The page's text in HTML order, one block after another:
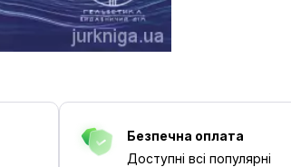
Безпечна оплата
Доступні всі популярні